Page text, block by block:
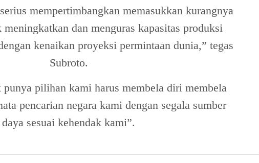
mempertimbangkan memasukkan kurangnya
meningkatkan dan menguras kapasitas produksi
kenaikan proyeksi permintaan dunia,” tegas
Subroto.
pilihan kami harus membela diri membela
pencarian negara kami dengan segala sumber
daya sesuai kehendak kami”.